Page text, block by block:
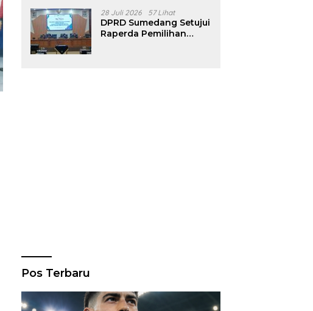
28 Juli 2026 57 Lihat
DPRD Sumedang Setujui
Raperda Pemilihan
Pos Terbaru